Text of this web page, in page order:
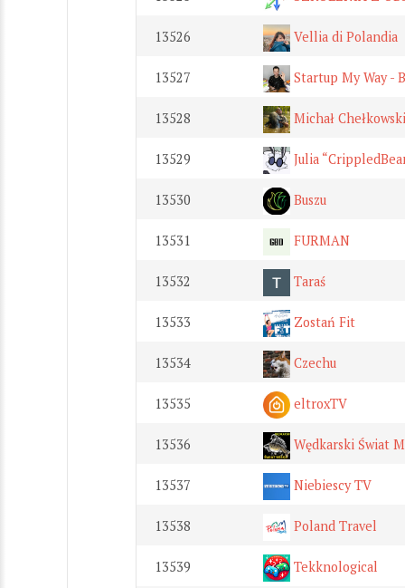
13526 Vellia di Polandia
13527 Startup My Way -
13528 Michał
13529 Julia
13530 Buszu
13531 FURMAN
13532 Taraś
13533 Zostań Fit
13534 Czechu
13535 eltroxTV
13536 Wędkarski Świat
13537 Niebiescy TV
13538 Poland Travel
13539 Tekknological